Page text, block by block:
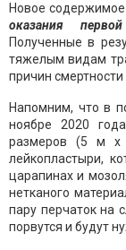
Новое содержимое
оказания
Полученные в
тяжелым видам
причин
Напомним, что в
ноябре 2020
размеров (5 м
лейкопластыри,
царапинах и
нетканого
пару перчаток на
порвутся и будут